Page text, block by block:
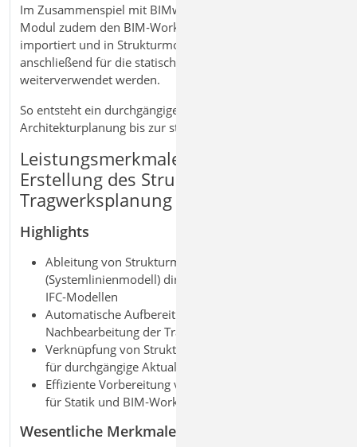
Im Zusammenspiel mit BIMwork.ifc unterstützt das
Modul zudem den BIM‑Workflow. IFC‑Modelle können
importiert und in Strukturmodelle überführt und
anschließend für die statische Berechnung
weiterverwendet werden.
So entsteht ein durchgängiger Workflow von der
Architekturplanung bis zur statischen Analyse.
Leistungsmerkmale ViCADo.struktur
Erstellung des Strukturmodells für die
Tragwerksplanung
Highlights
Ableitung von Strukturmodellen
(Systemlinienmodell) direkt aus 3D Architektur- und
IFC‑Modellen
Automatische Aufbereitung und gezielte
Nachbearbeitung der Tragwerksgeometrie
Verknüpfung von Strukturmodell und 3D
für durchgängige Aktualisierung
Effiziente Vorbereitung von Berechnungsmodellen
für Statik und BIM‑Workflows
Wesentliche Merkmale